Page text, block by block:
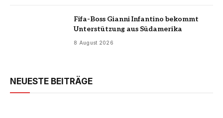
Fifa-Boss Gianni Infantino bekommt
Unterstützung aus Südamerika
8 August 2026
NEUESTE BEITRÄGE